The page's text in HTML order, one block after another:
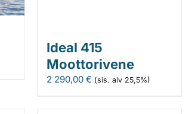
Ideal 415
Moottorivene
2 290,00€ (sis. alv 25,5%)